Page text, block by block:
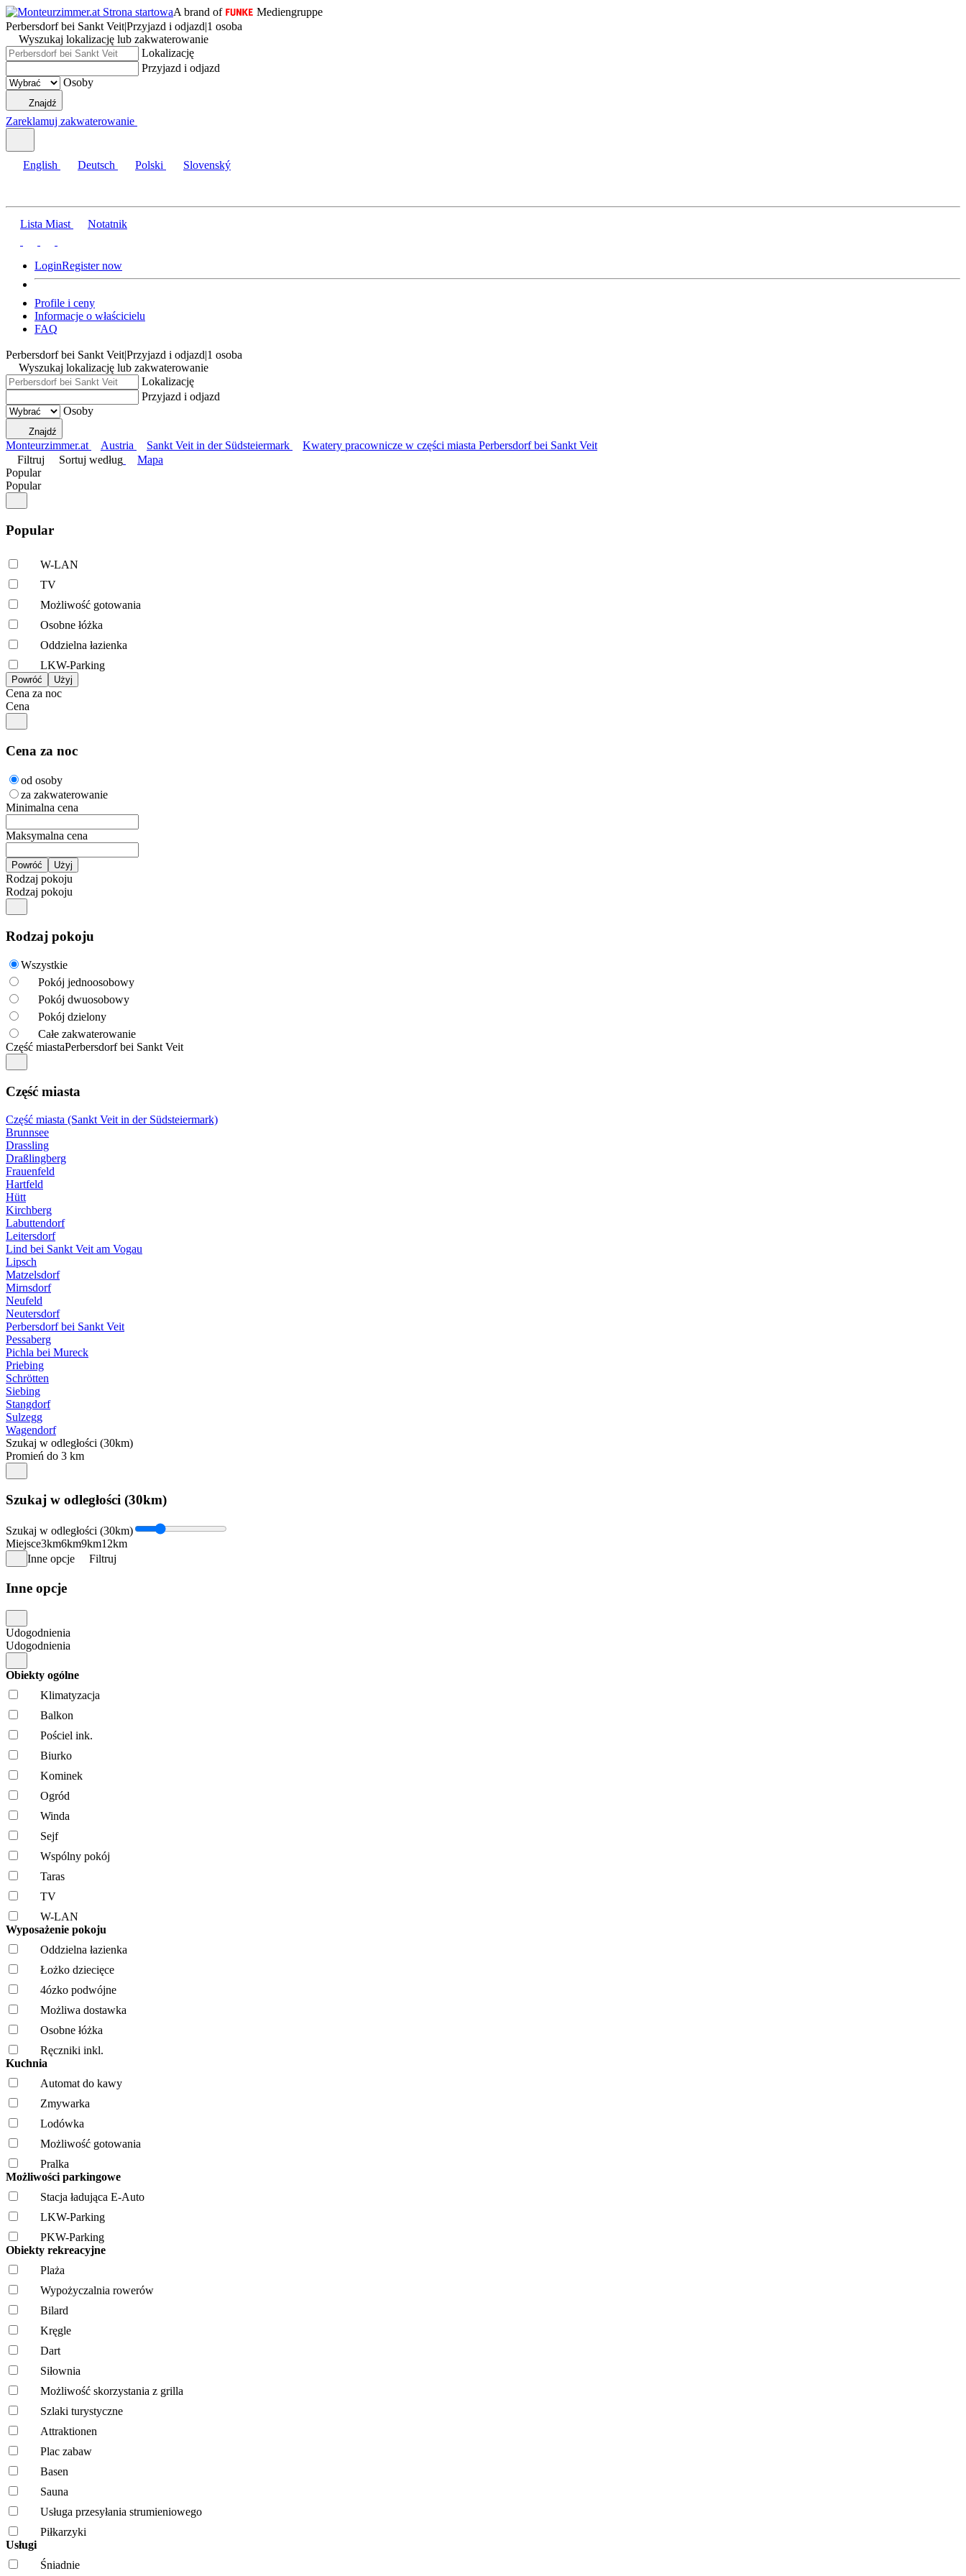
A brand of
Mediengruppe
Perbersdorf bei Sankt Veit|Przyjazd i odjazd|1 osoba
Wyszukaj lokalizację lub zakwaterowanie
Lokalizację
Przyjazd i odjazd
Osoby
Znajdź
Zareklamuj zakwaterowanie
English Deutsch Polski Slovenský
Lista Miast Notatnik
LoginRegister now
Profile i ceny
Informacje o właścicielu
FAQ
Perbersdorf bei Sankt Veit|Przyjazd i odjazd|1 osoba
Wyszukaj lokalizację lub zakwaterowanie
Lokalizację
Przyjazd i odjazd
Osoby
Znajdź
Monteurzimmer.at Austria Sankt Veit in der Südsteiermark
Kwatery pracownicze w części miasta Perbersdorf bei Sankt Veit
Filtruj
Sortuj według
Mapa
Popular
Popular
Popular
W-LAN
TV
Możliwość gotowania
Osobne łóżka
Oddzielna łazienka
LKW-Parking
Cena za noc
Cena
Cena za noc
od osoby
za zakwaterowanie
Minimalna cena
Maksymalna cena
Rodzaj pokoju
Rodzaj pokoju
Rodzaj pokoju
Wszystkie
Pokój jednoosobowy
Pokój dwuosobowy
Pokój dzielony
Całe zakwaterowanie
Część miastaPerbersdorf bei Sankt Veit
Część miasta
Część miasta (Sankt Veit in der Südsteiermark)
Brunnsee
Drassling
Draßlingberg
Frauenfeld
Hartfeld
Hütt
Kirchberg
Labuttendorf
Leitersdorf
Lind bei Sankt Veit am Vogau
Lipsch
Matzelsdorf
Mirnsdorf
Neufeld
Neutersdorf
Perbersdorf bei Sankt Veit
Pessaberg
Pichla bei Mureck
Priebing
Schrötten
Siebing
Stangdorf
Sulzegg
Wagendorf
Szukaj w odległości (30km)
Promień do 3 km
Szukaj w odległości (30km)
Szukaj w odległości (30km)
Miejsce3km6km9km12km
Inne opcje
Filtruj
Inne opcje
Udogodnienia
Udogodnienia
Obiekty ogólne
Klimatyzacja
Balkon
Pościel ink.
Biurko
Kominek
Ogród
Winda
Sejf
Wspólny pokój
Taras
TV
W-LAN
Wyposażenie pokoju
Oddzielna łazienka
Łożko dziecięce
4ózko podwójne
Możliwa dostawka
Osobne łóżka
Ręczniki inkl.
Kuchnia
Automat do kawy
Zmywarka
Lodówka
Możliwość gotowania
Pralka
Możliwości parkingowe
Stacja ładująca E-Auto
LKW-Parking
PKW-Parking
Obiekty rekreacyjne
Plaża
Wypożyczalnia rowerów
Bilard
Kręgle
Dart
Siłownia
Możliwość skorzystania z grilla
Szlaki turystyczne
Attraktionen
Plac zabaw
Basen
Sauna
Usługa przesyłania strumieniowego
Piłkarzyki
Usługi
Śniadnie